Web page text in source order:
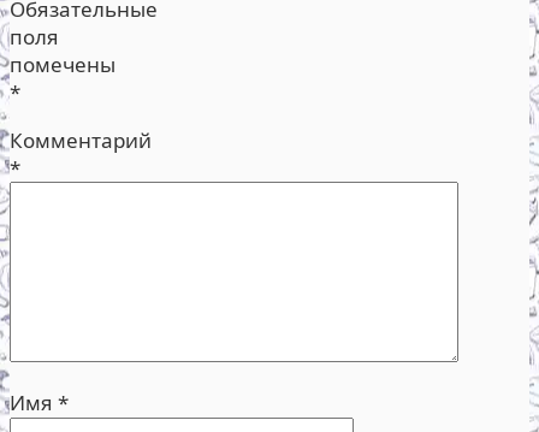
Обязательные
поля
помечены
*
Комментарий
*
Имя *